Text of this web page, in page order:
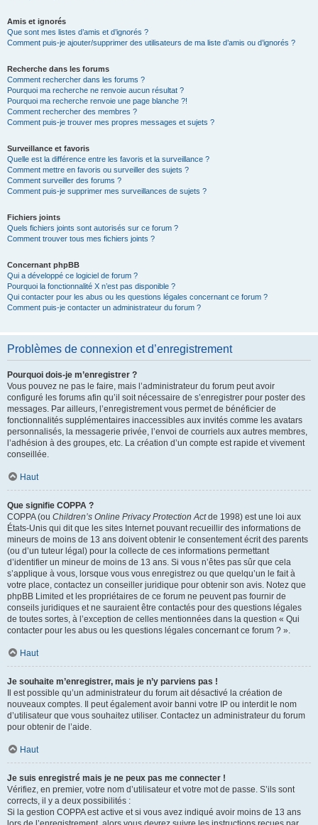
Amis et ignorés
Que sont mes listes d’amis et d’ignorés ?
Comment puis-je ajouter/supprimer des utilisateurs de ma liste d’amis ou d’ignorés ?
Recherche dans les forums
Comment rechercher dans les forums ?
Pourquoi ma recherche ne renvoie aucun résultat ?
Pourquoi ma recherche renvoie une page blanche ?!
Comment rechercher des membres ?
Comment puis-je trouver mes propres messages et sujets ?
Surveillance et favoris
Quelle est la différence entre les favoris et la surveillance ?
Comment mettre en favoris ou surveiller des sujets ?
Comment surveiller des forums ?
Comment puis-je supprimer mes surveillances de sujets ?
Fichiers joints
Quels fichiers joints sont autorisés sur ce forum ?
Comment trouver tous mes fichiers joints ?
Concernant phpBB
Qui a développé ce logiciel de forum ?
Pourquoi la fonctionnalité X n’est pas disponible ?
Qui contacter pour les abus ou les questions légales concernant ce forum ?
Comment puis-je contacter un administrateur du forum ?
Problèmes de connexion et d’enregistrement
Pourquoi dois-je m’enregistrer ?
Vous pouvez ne pas le faire, mais l’administrateur du forum peut avoir
configuré les forums afin qu’il soit nécessaire de s’enregistrer pour poster des
messages. Par ailleurs, l’enregistrement vous permet de bénéficier de
fonctionnalités supplémentaires inaccessibles aux invités comme les avatars
personnalisés, la messagerie privée, l’envoi de courriels aux autres membres,
l’adhésion à des groupes, etc. La création d’un compte est rapide et vivement
conseillée.
Haut
Que signifie COPPA ?
COPPA (ou Children’s Online Privacy Protection Actde 1998) est une loi aux
États-Unis qui dit que les sites Internet pouvant recueillir des informations de
mineurs de moins de 13 ans doivent obtenir le consentement écrit des parents
(ou d’un tuteur légal) pour la collecte de ces informations permettant
d’identifier un mineur de moins de 13 ans. Si vous n’êtes pas sûr que cela
s’applique à vous, lorsque vous vous enregistrez ou que quelqu’un le fait à
votre place, contactez un conseiller juridique pour obtenir son avis. Notez que
phpBB Limited et les propriétaires de ce forum ne peuvent pas fournir de
conseils juridiques et ne sauraient être contactés pour des questions légales
de toutes sortes, à l’exception de celles mentionnées dans la question « Qui
contacter pour les abus ou les questions légales concernant ce forum ? ».
Haut
Je souhaite m’enregistrer, mais je n’y parviens pas !
Il est possible qu’un administrateur du forum ait désactivé la création de
nouveaux comptes. Il peut également avoir banni votre IP ou interdit le nom
d’utilisateur que vous souhaitez utiliser. Contactez un administrateur du forum
pour obtenir de l’aide.
Haut
Je suis enregistré mais je ne peux pas me connecter !
Vérifiez, en premier, votre nom d’utilisateur et votre mot de passe. S’ils sont
corrects, il y a deux possibilités :
Si la gestion COPPA est active et si vous avez indiqué avoir moins de 13 ans